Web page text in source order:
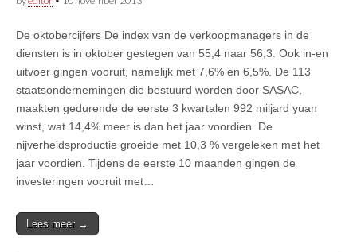
De oktobercijfers De index van de verkoopmanagers in de
diensten is in oktober gestegen van 55,4 naar 56,3. Ook in-en
uitvoer gingen vooruit, namelijk met 7,6% en 6,5%. De 113
staatsondernemingen die bestuurd worden door SASAC,
maakten gedurende de eerste 3 kwartalen 992 miljard yuan
winst, wat 14,4% meer is dan het jaar voordien. De
nijverheidsproductie groeide met 10,3 % vergeleken met het
jaar voordien. Tijdens de eerste 10 maanden gingen de
investeringen vooruit met…
Lees meer →